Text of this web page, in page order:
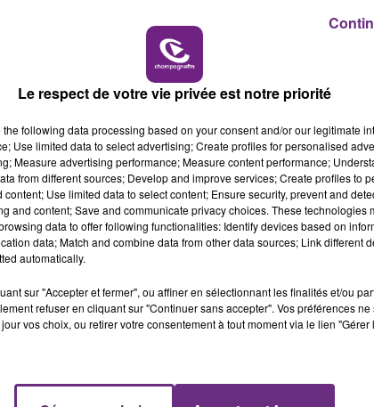
passagers qui ont bénéficié de plateaux-repas.
progressivement.
LE MAGASIN JOUÉCLUB DE REIMS FERME
SES PORTES
fermer ses portes.
Le respect de votre vie privée est notre priorité
the following data processing based on your consent and/or our legitimate
Use limited data to select advertising; Create profiles for personalised
Measure advertising performance; Measure content performance;
from different sources; Develop and improve services; Create profiles to
Use limited data to select content; Ensure security, prevent and
and content; Save and communicate privacy choices. These technologies
data to offer following functionalities: Identify devices based on
data; Match and combine data from other data sources; Link different
automatically.
sur "Accepter et fermer", ou affiner en sélectionnant les finalités et/ou
refuser en cliquant sur "Continuer sans accepter". Vos préférences
vos choix, ou retirer votre consentement à tout moment via le lien